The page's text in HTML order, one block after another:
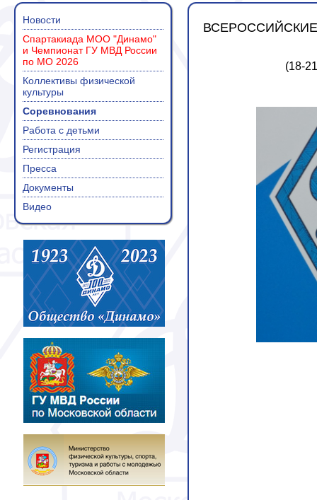
Новости
Спартакиада МОО "Динамо"
и Чемпионат ГУ МВД России
по МО 2026
Коллективы физической
культуры
Соревнования
Работа с детьми
Регистрация
Пресса
Документы
Видео
(18-